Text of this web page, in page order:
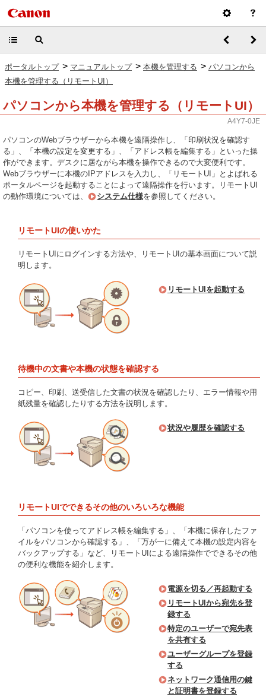
ポータルトップ > マニュアルトップ > 本機を管理する > パソコンから
本機を管理する（リモートUI）
パソコンから本機を管理する（リモートUI）
A4Y7-0JE
パソコンのWebブラウザーから本機を遠隔操作し、「印刷状況を確認す
る」、「本機の設定を変更する」、「アドレス帳を編集する」といった操
作ができます。デスクに居ながら本機を操作できるので大変便利です。
Webブラウザーに本機のIPアドレスを入力し、「リモートUI」とよばれる
ポータルページを起動することによって遠隔操作を行います。リモートUI
の動作環境については、
システム仕様を参照してください。
リモートUIの使いかた
リモートUIにログインする方法や、リモートUIの基本画面について説
明します。
リモートUIを起動する
待機中の文書や本機の状態を確認する
コピー、印刷、送受信した文書の状況を確認したり、エラー情報や用
紙残量を確認したりする方法を説明します。
状況や履歴を確認する
リモートUIでできるその他のいろいろな機能
「パソコンを使ってアドレス帳を編集する」、「本機に保存したファ
イルをパソコンから確認する」、「万が一に備えて本機の設定内容を
バックアップする」など、リモートUIによる遠隔操作でできるその他
の便利な機能を紹介します。
電源を切る／再起動する
リモートUIから宛先を登
録する
特定のユーザーで宛先表
を共有する
ユーザーグループを登録
する
ネットワーク通信用の鍵
と証明書を登録する